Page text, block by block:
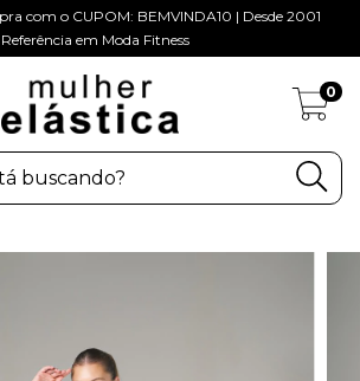
com o CUPOM: BEMVINDA10 | Desde 2001
Referência em Moda Fitness
0